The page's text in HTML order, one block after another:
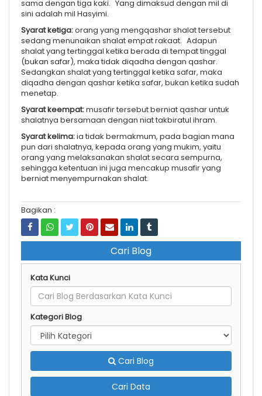
sama dengan tiga kaki. Yang dimaksud dengan mil di
sini adalah mil Hasyimi.
Syarat ketiga:orang yang mengqashar shalat tersebut
sedang menunaikan shalat empat rakaat. Adapun
shalat yang tertinggal ketika berada di tempat tinggal
(bukan safar), maka tidak diqadha dengan qashar.
Sedangkan shalat yang tertinggal ketika safar, maka
diqadha dengan qashar ketika safar, bukan ketika sudah
menetap.
Syarat keempat:musafir tersebut berniat qashar untuk
shalatnya bersamaan dengan niat takbiratul ihram.
Syarat kelima:ia tidak bermakmum, pada bagian mana
pun dari shalatnya, kepada orang yang mukim, yaitu
orang yang melaksanakan shalat secara sempurna,
sehingga ketentuan ini juga mencakup musafir yang
berniat menyempurnakan shalat.
Bagikan :
Cari Blog
Kata Kunci
Kategori Blog
Cari Blog
Cari Data